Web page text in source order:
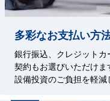
多彩なお支払い方
銀行振込、クレジット
契約もお選びいただけま
設備投資のご負担を軽減